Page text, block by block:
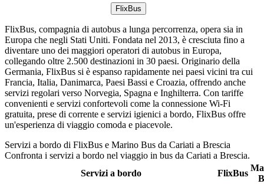
FlixBus
FlixBus, compagnia di autobus a lunga percorrenza, opera sia in
Europa che negli Stati Uniti. Fondata nel 2013, è cresciuta fino a
diventare uno dei maggiori operatori di autobus in Europa,
collegando oltre 2.500 destinazioni in 30 paesi. Originario della
Germania, FlixBus si è espanso rapidamente nei paesi vicini tra cui
Francia, Italia, Danimarca, Paesi Bassi e Croazia, offrendo anche
servizi regolari verso Norvegia, Spagna e Inghilterra. Con tariffe
convenienti e servizi confortevoli come la connessione Wi-Fi
gratuita, prese di corrente e servizi igienici a bordo, FlixBus offre
un'esperienza di viaggio comoda e piacevole.
Servizi a bordo di FlixBus e Marino Bus da Cariati a Brescia
Confronta i servizi a bordo nel viaggio in bus da Cariati a Brescia.
Servizi a bordo
FlixBus